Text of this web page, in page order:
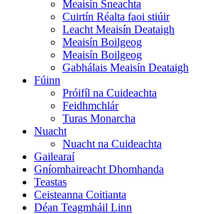
Meaisín Sneachta
Cuirtín Réalta faoi stiúir
Leacht Meaisín Deataigh
Meaisín Boilgeog
Meaisín Boilgeog
Gabhálais Meaisín Deataigh
Fúinn
Próifíl na Cuideachta
Feidhmchlár
Turas Monarcha
Nuacht
Nuacht na Cuideachta
Gailearaí
Gníomhaireacht Dhomhanda
Teastas
Ceisteanna Coitianta
Déan Teagmháil Linn